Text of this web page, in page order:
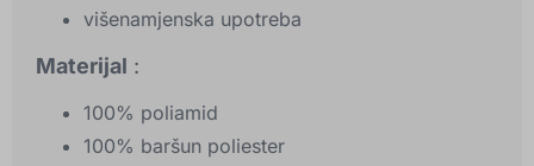
višenamjenska upotreba
Materijal :
100% poliamid
100% baršun poliester